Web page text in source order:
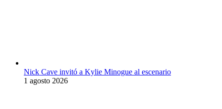
Nick Cave invitó a Kylie Minogue al escenario
1 agosto 2026